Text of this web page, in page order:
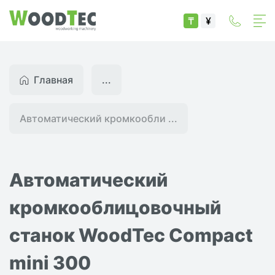
₸ ¥
Главная
Автоматический кромкообли ...
...
Автоматический
кромкооблицовочный
станок WoodTec Compact
mini 300